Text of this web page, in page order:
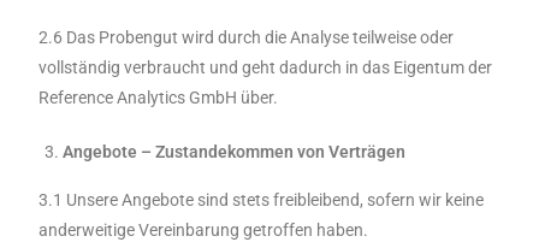
2.6 Das Probengut wird durch die Analyse teilweise oder
vollständig verbraucht und geht dadurch in das Eigentum der
Reference Analytics GmbH über.
Angebote – Zustandekommen von Verträgen
3.1 Unsere Angebote sind stets freibleibend, sofern wir keine
anderweitige Vereinbarung getroffen haben.